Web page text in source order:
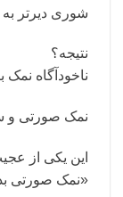
شوری دیرتر
نتیجه؟
ناخودآگاه
نمک صورتی و
این یکی از
«نمک صورتی